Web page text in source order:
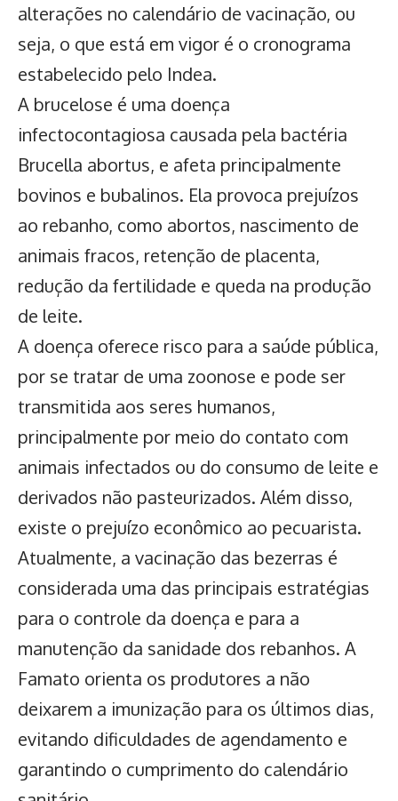
alterações no calendário de vacinação, ou
seja, o que está em vigor é o cronograma
estabelecido pelo Indea.
A brucelose é uma doença
infectocontagiosa causada pela bactéria
Brucella abortus, e afeta principalmente
bovinos e bubalinos. Ela provoca prejuízos
ao rebanho, como abortos, nascimento de
animais fracos, retenção de placenta,
redução da fertilidade e queda na produção
de leite.
A doença oferece risco para a saúde pública,
por se tratar de uma zoonose e pode ser
transmitida aos seres humanos,
principalmente por meio do contato com
animais infectados ou do consumo de leite e
derivados não pasteurizados. Além disso,
existe o prejuízo econômico ao pecuarista.
Atualmente, a vacinação das bezerras é
considerada uma das principais estratégias
para o controle da doença e para a
manutenção da sanidade dos rebanhos. A
Famato orienta os produtores a não
deixarem a imunização para os últimos dias,
evitando dificuldades de agendamento e
garantindo o cumprimento do calendário